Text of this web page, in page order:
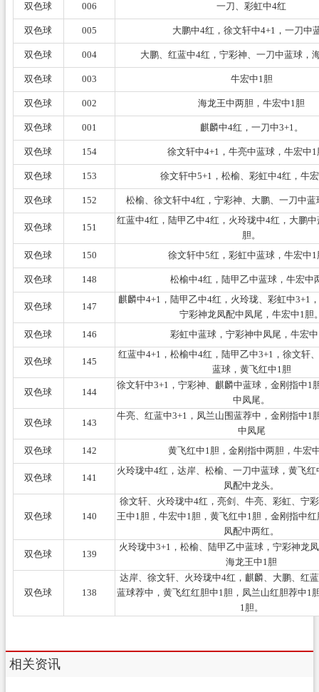
双色球 006 一刀、彩虹中4红
双色球 005 大鹏中4红，徐文轩中4+1，一刀中
双色球 004 大鹏、红蓝中4红，宁彩神、一刀中蓝球，
双色球 003 牛宏中1胆
双色球 002 海龙王中两胆，牛宏中1胆
双色球 001 麒麟中4红，一刀中3+1。
双色球 154 徐文轩中4+1，牛亮中蓝球，牛宏中1
双色球 153 徐文轩中5+1，松榆、彩虹中4红，牛
双色球 152 松榆、徐文轩中4红，宁彩神、大鹏、一刀中
双色球 151
红蓝中4红，陆甲乙中4红，火玲珑中4红，大鹏
胆。
双色球
150 徐文轩中5红，彩虹中蓝球，牛宏中1
双色球 148 松榆中4红，陆甲乙中蓝球，牛宏中
双色球 147
麒麟中4+1，陆甲乙中4红，火玲珑、彩虹中3+1
宁彩神龙凤配中凤尾，牛宏中1胆
双色球
146 彩虹中蓝球，宁彩神中凤尾，牛宏
双色球 145
红蓝中4+1，松榆中4红，陆甲乙中3+1，徐文轩
蓝球，黄飞红中1胆
双色球 144
徐文轩中3+1，宁彩神、麒麟中蓝球，金刚指中1
中凤尾。
双色球 143
牛亮、红蓝中3+1，凤兰山围蓝荐中，金刚指中1
中凤尾
双色球
142 黄飞红中1胆，金刚指中两胆，牛宏
双色球 141
火玲珑中4红，达岸、松榆、一刀中蓝球，黄飞
凤配中龙头。
双色球 140
徐文轩、火玲珑中4红，亮剑、牛亮、彩虹、宁
王中1胆，牛宏中1胆，黄飞红中1胆，金刚指中
凤配中两红。
双色球 139
火玲珑中3+1，松榆、陆甲乙中蓝球，宁彩神龙
海龙王中1胆
双色球 138
达岸、徐文轩、火玲珑中4红，麒麟、大鹏、红
蓝球荐中，黄飞红红胆中1胆，凤兰山红胆荐中1
1胆。
相关资讯